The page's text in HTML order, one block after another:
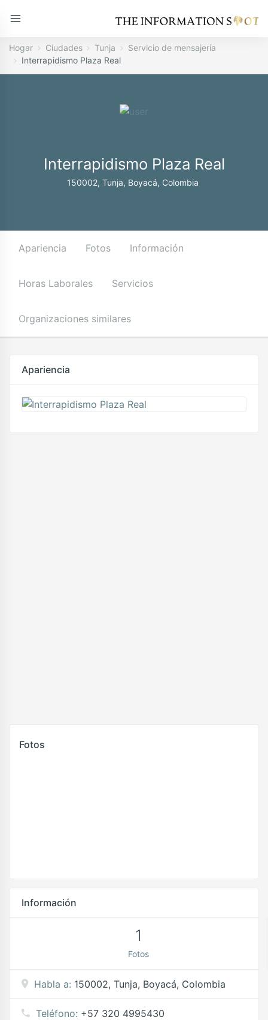
Hogar Ciudades Tunja
Servicio de mensajería
Interrapidismo Plaza Real
Interrapidismo Plaza Real
150002, Tunja, Boyacá, Colombia
Apariencia Fotos Información
Horas Laborales Servicios
Organizaciones similares
Apariencia
Fotos
Información
1
Fotos
Habla a: 150002, Tunja, Boyacá, Colombia
Teléfono: +57 320 4995430